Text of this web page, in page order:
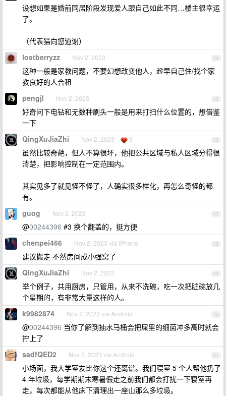
设想如果是婚前同居阶段发现爱人跟自己如此不同…楼主很幸运
了。
（代表猫向您道谢）
14
lostberryzz Nov 2, 2023
这种一般是家教问题，不要幻想改变他人，趁早自己住/找个家
教良好的人合租
15
pengjl Nov 2, 2023
好奇问下电钻和无数种刷头一般是用来打扫什么位置的，想借鉴
一下
16
QingXuJiaZhi Nov 2, 2023 9
虽然比较奇葩，但人不算很坏，他把公共区域与私人区域分得很
清楚，把影响控制在一定范围内。
其实见多了就见怪不怪了，人确实很多样化，再怎么奇怪的都
有。
17
guog Nov 2, 2023
@00244396 #3 换个翻盖的，挺方便
18
chenpei466 Nov 2, 2023 via iPhone
建议搬走 不然房间成小强窝了
19
QingXuJiaZhi Nov 2, 2023
举个例子，共用厨房，只管用，从来不洗碗，吃一次把脏碗放几
个星期的，有非常大量这样的人。
20
k9982874 Nov 2, 2023 via Android
@00244396 当你了解到抽水马桶会把屎里的细菌冲多高时就会
拧上了
21
sadfQED2 Nov 2, 2023 via Android
小场面，我大学室友比你这个还离谱。我们寝室 5 个人帮他扔了
4 年垃圾，每学期期末寒暑假走之前我们都会打扰一下寝室再
走，每次都能从他床下清理出一座山那么多垃圾。